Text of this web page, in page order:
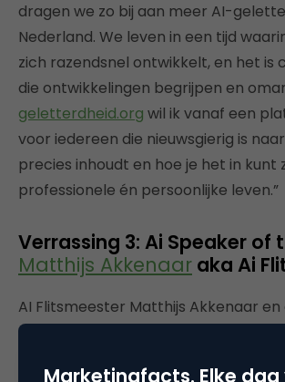
dragen we zo bij aan meer AI-
Nederland. We leven in een tijd
zich razendsnel ontwikkelt, en het is
die ontwikkelingen begrijpen en
geletterdheid.org wil ik vanaf een
voor iedereen die nieuwsgierig is
precies inhoudt en hoe je het in kunt
professionele én persoonlijke leven.”
Verrassing 3: Ai Speaker of
Matthijs Akkenaar aka Ai
AI Flitsmeester Matthijs Akkenaar
Hans Kazàn presenteren
Marketingfacts. Elke dag